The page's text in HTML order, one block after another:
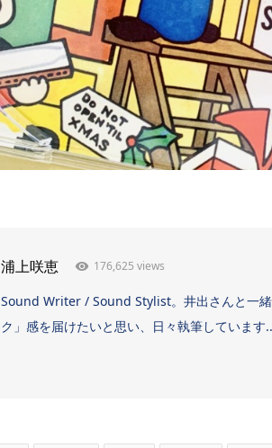
浦上咲恵 176,625 views
Sound Writer / Sound Stylist。井出さんと一
ク」感を届けたいと思い、日々執筆しています